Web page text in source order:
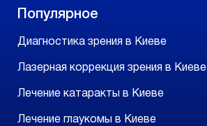
Популярное
Диагностика зрения в Киеве
Лазерная коррекция зрения в Киеве
Лечение катаракты в Киеве
Лечение глаукомы в Киеве